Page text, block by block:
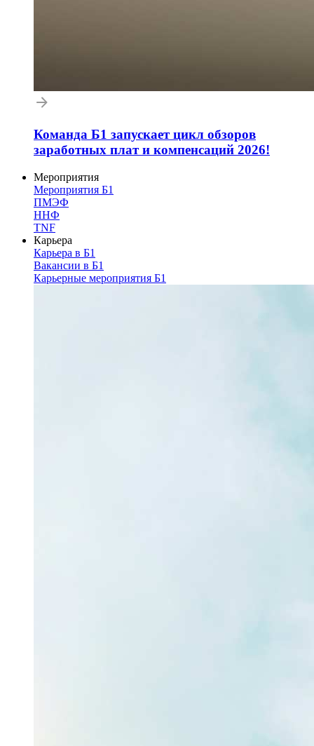
Команда Б1 запускает цикл обзоров
заработных плат и компенсаций 2026!
Мероприятия
Мероприятия Б1
ПМЭФ
ННФ
TNF
Карьера
Карьера в Б1
Вакансии в Б1
Карьерные мероприятия Б1